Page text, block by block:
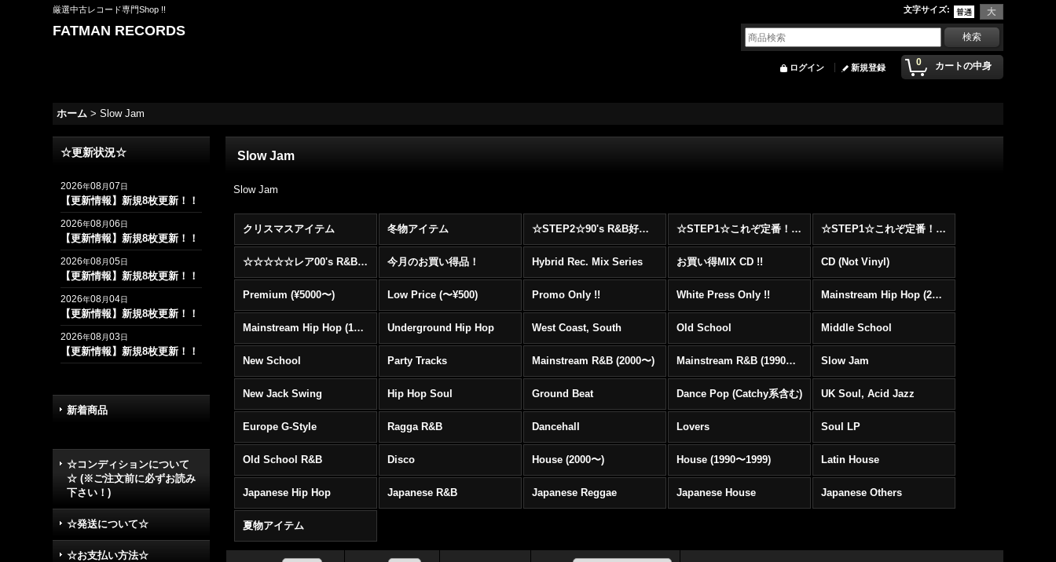
厳選中古レコード専門Shop !! 文字サイズ:
FATMAN RECORDS
0 カートの中身
ログイン 新規登録
ホーム > Slow Jam
☆更新状況☆
2026年08月07日
【更新情報】新規8枚更新！！
2026年08月06日
【更新情報】新規8枚更新！！
2026年08月05日
【更新情報】新規8枚更新！！
2026年08月04日
【更新情報】新規8枚更新！！
2026年08月03日
【更新情報】新規8枚更新！！
新着商品
☆コンディションについて
☆ (※ご注文前に必ずお読み
下さい！)
☆発送について☆
☆お支払い方法☆
Slow Jam
Slow Jam
クリスマスアイテム 冬物アイテム ☆STEP2☆90's R&B好きに自信を持ってオススメ出来る00's R&B Best 100 !!! ☆STEP1☆これぞ定番！！まずはここから！2000年代Hip HopフロアヒットBest 100 !!! ☆STEP1☆これぞ定番！！まずはここから！2000年代R&BフロアヒットBest 100 !!!
☆☆☆☆☆レア00's R&B Promo Only盤特集！！☆☆☆☆☆ 今月のお買い得品！ Hybrid Rec. Mix Series お買い得MIX CD !! CD (Not Vinyl)
Premium (¥5000〜) Low Price (〜¥500) Promo Only !! White Press Only !! Mainstream Hip Hop (2000〜)
Mainstream Hip Hop (1990〜1999) Underground Hip Hop West Coast, South Old School Middle School
New School Party Tracks Mainstream R&B (2000〜) Mainstream R&B (1990〜1999) Slow Jam
New Jack Swing Hip Hop Soul Ground Beat Dance Pop (Catchy系含む) UK Soul, Acid Jazz
Europe G-Style Ragga R&B Dancehall Lovers Soul LP
Old School R&B Disco House (2000〜) House (1990〜1999) Latin House
Japanese Hip Hop Japanese R&B Japanese Reggae Japanese House Japanese Others
夏物アイテム